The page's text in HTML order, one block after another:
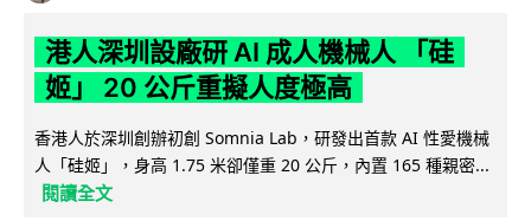
港人深圳設廠研 AI 成人機械人 「硅
姬」 20 公斤重擬人度極高
香港人於深圳創辦初創 Somnia Lab，研發出首款 AI 性愛機械
人「硅姬」，身高 1.75 米卻僅重 20 公斤，內置 165 種親密...
閱讀全文